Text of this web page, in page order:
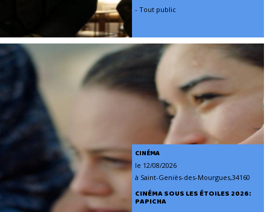
- Tout public
CINÉMA
le 12/08/2026
à Saint-Geniès-des-Mourgues,34160
CINÉMA SOUS LES ÉTOILES 2026:
PAPICHA